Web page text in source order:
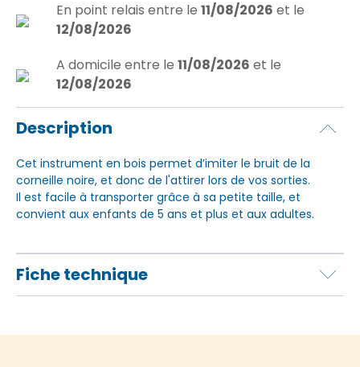
En point relais entre le 11/08/2026 et le
12/08/2026
A domicile entre le 11/08/2026 et le
12/08/2026
Description
Cet instrument en bois permet d’imiter le bruit de la
corneille noire, et donc de l'attirer lors de vos sorties.
Il est facile à transporter grâce à sa petite taille, et
convient aux enfants de 5 ans et plus et aux adultes.
Fiche technique